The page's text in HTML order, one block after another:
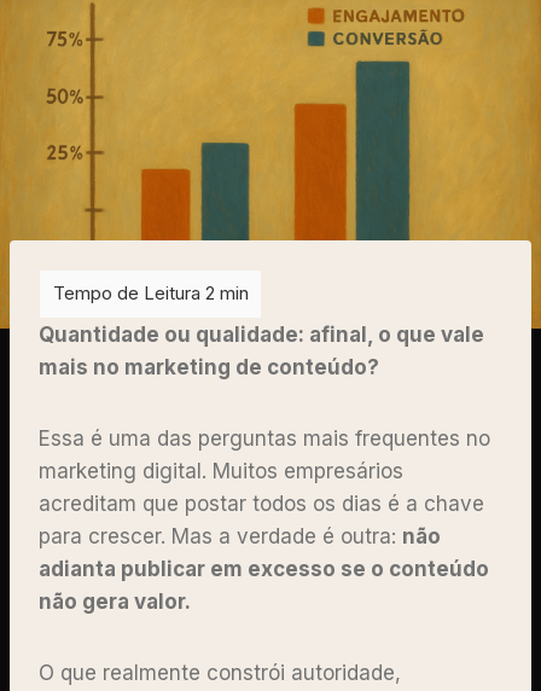
Quantidade ou qualidade: afinal, o que vale
mais no marketing de conteúdo?
Essa é uma das perguntas mais frequentes no
marketing digital. Muitos empresários
acreditam que postar todos os dias é a chave
para crescer. Mas a verdade é outra: não
adianta publicar em excesso se o conteúdo
não gera valor.
O que realmente constrói autoridade,